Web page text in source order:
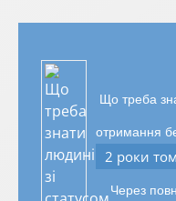
Що треба
отримання
2 роки
Через